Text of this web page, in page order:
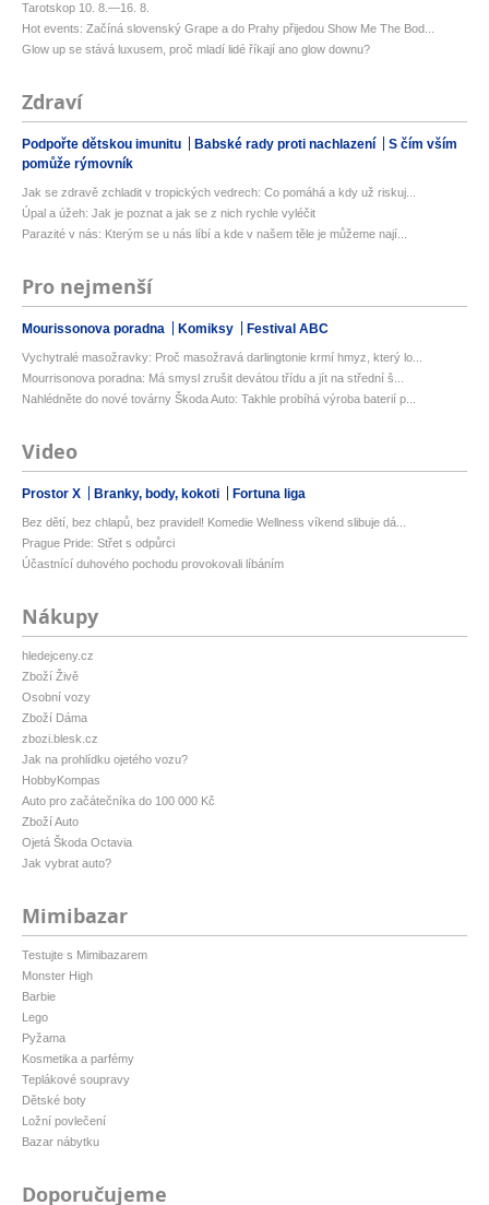
Tarotskop 10. 8.—16. 8.
Hot events: Začíná slovenský Grape a do Prahy přijedou Show Me The Bod...
Glow up se stává luxusem, proč mladí lidé říkají ano glow downu?
Zdraví
Podpořte dětskou imunitu Babské rady proti nachlazení
S čím vším
pomůže rýmovník
Jak se zdravě zchladit v tropických vedrech: Co pomáhá a kdy už riskuj...
Úpal a úžeh: Jak je poznat a jak se z nich rychle vyléčit
Parazité v nás: Kterým se u nás líbí a kde v našem těle je můžeme nají...
Pro nejmenší
Mourissonova poradna Komiksy Festival ABC
Vychytralé masožravky: Proč masožravá darlingtonie krmí hmyz, který lo...
Mourrisonova poradna: Má smysl zrušit devátou třídu a jít na střední š...
Nahlédněte do nové továrny Škoda Auto: Takhle probíhá výroba baterií p...
Video
Prostor X Branky, body, kokoti Fortuna liga
Bez dětí, bez chlapů, bez pravidel! Komedie Wellness víkend slibuje dá...
Prague Pride: Střet s odpůrci
Účastnící duhového pochodu provokovali líbáním
Nákupy
hledejceny.cz
Zboží Živě
Osobní vozy
Zboží Dáma
zbozi.blesk.cz
Jak na prohlídku ojetého vozu?
HobbyKompas
Auto pro začátečníka do 100 000 Kč
Zboží Auto
Ojetá Škoda Octavia
Jak vybrat auto?
Mimibazar
Testujte s Mimibazarem
Monster High
Barbie
Lego
Pyžama
Kosmetika a parfémy
Teplákové soupravy
Dětské boty
Ložní povlečení
Bazar nábytku
Doporučujeme